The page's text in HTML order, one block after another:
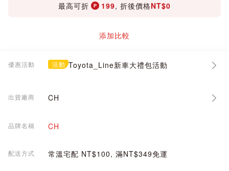
最高可折 199, 折後價格NT$0
添加比較
優惠活動 活動 Toyota_Line新車大禮包活動
出貨廠商 CH
品牌名稱 CH
配送方式 常溫宅配 NT$100, 滿NT$349免運